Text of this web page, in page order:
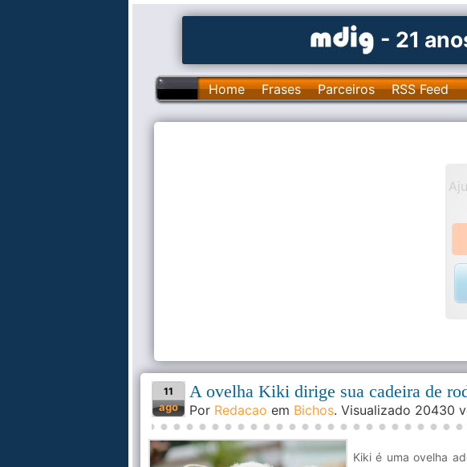
- 21
Home Frases Parceiros RSS Feed
11
ago
A ovelha Kiki dirige sua cadeira de
Por Redacao em Bichos. Visualizado 20430
Kiki é uma ovelha